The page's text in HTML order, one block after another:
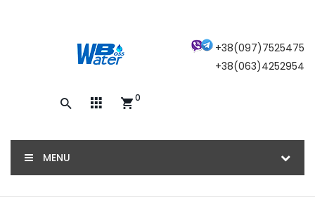
+38(097)7525475
+38(063)4252954
0
MENU
Закажите обратный звонок, и наш